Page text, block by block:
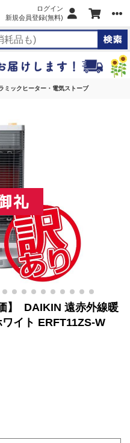
ログイン
新規会員登録(無料)
ミックヒーター・電気ストーブ
】 DAIKIN 遠赤外線暖
イト ERFT11ZS-W